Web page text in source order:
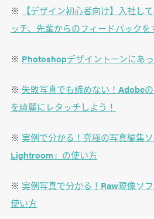
※
【デザイン初心者向け】入社し
ッチ、先輩からのフィードバックを
※ Photoshopデザイントーンにあ
※ 失敗写真でも諦めない！Adobe
を綺麗にレタッチしよう！
※ 実例で分かる！究極の写真編集
Lightroom」の使い方
※ 実例写真で分かる！Raw現像ソ
使い方